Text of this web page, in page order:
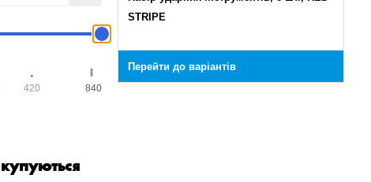
420 840
STRIPE
Перейти до варіантів